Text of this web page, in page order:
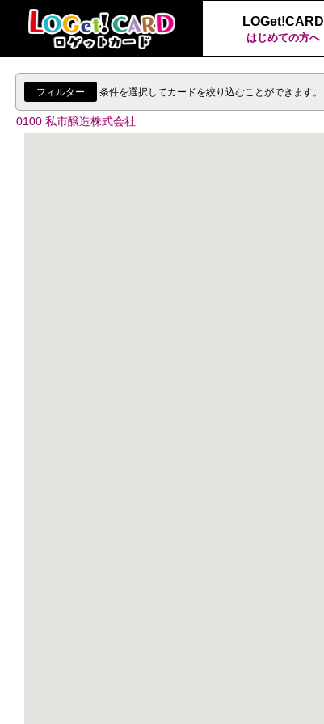
LOGet!CARD
はじめての方へ
フィルター 条件を選択してカードを絞り込むことができます。
0100 私市醸造株式会社